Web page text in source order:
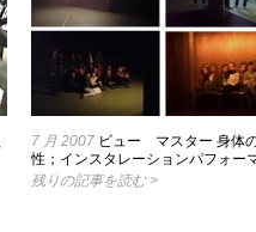
7 月 2007 ビュー マスター 身体
性；インスタレーションパフォー
残りの記事を読む >